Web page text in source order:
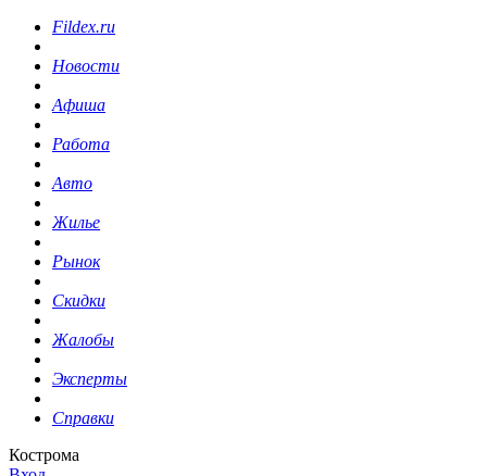
Fildex.ru
Новости
Афиша
Работа
Авто
Жилье
Рынок
Скидки
Жалобы
Эксперты
Справки
Кострома